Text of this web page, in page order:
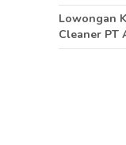
Lowongan
Cleaner PT